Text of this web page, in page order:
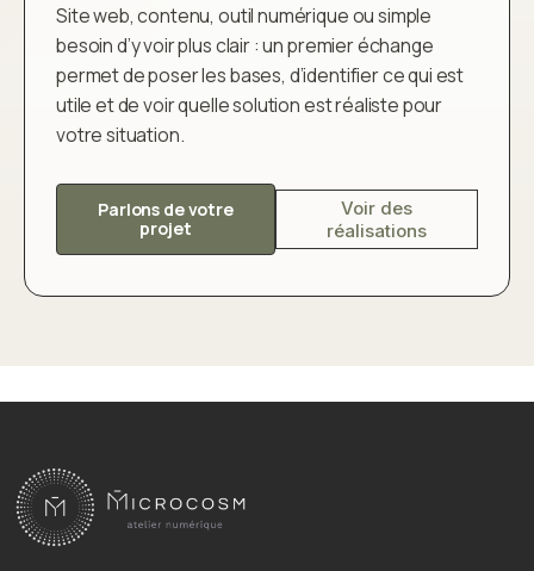
Site web, contenu, outil numérique ou simple
besoin d’y voir plus clair : un premier échange
permet de poser les bases, d’identifier ce qui est
utile et de voir quelle solution est réaliste pour
votre situation.
Parlons de votre
projet
Voir des
réalisations